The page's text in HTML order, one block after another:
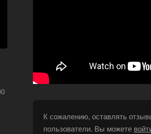
К сожалению, оставлять
пользователи. Вы можете